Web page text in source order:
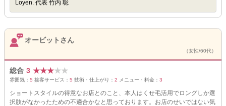
Loyen. 代表 竹内 聡
オービットさん
（女性/60代）
総合 3 ★★★★★
雰囲気： 5 接客サービス： 5 技術・仕上がり： 2 メニュー・料金： 3
ショートスタイルの得意なお店とのこと、本人はくせ毛活用でロングしか選
択肢がなかったための不適合かなと思っております。お店のせいではない気